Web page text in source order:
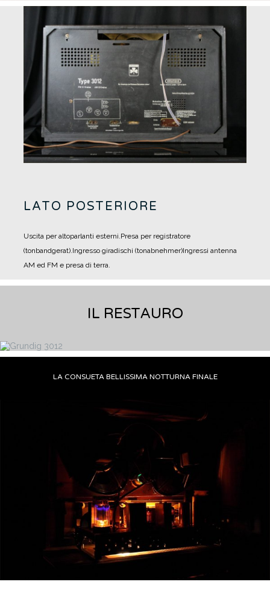
LATO POSTERIORE
Uscita per altoparlanti esterni.Presa per registratore
(tonbandgerat).Ingresso giradischi (tonabnehmer)Ingressi antenna
AM ed FM e presa di terra.
IL RESTAURO
LA CONSUETA BELLISSIMA NOTTURNA FINALE